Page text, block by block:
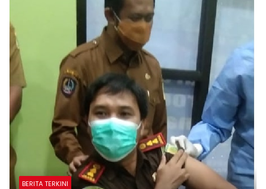
BERITA TERKINI